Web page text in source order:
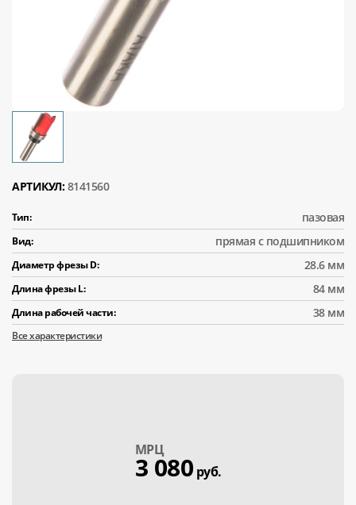
АРТИКУЛ: 8141560
Тип: пазовая
Вид: прямая с подшипником
Диаметр фрезы D: 28.6 мм
Длина фрезы L: 84 мм
Длина рабочей части: 38 мм
Все характеристики
МPЦ
3 080 руб.